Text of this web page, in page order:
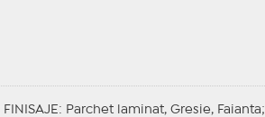
FINISAJE : Parchet laminat, Gresie, Faianta;